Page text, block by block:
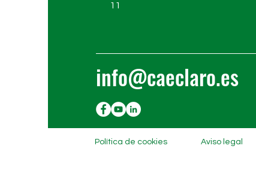
11
info@caeclaro.es
Política de cookies Aviso legal